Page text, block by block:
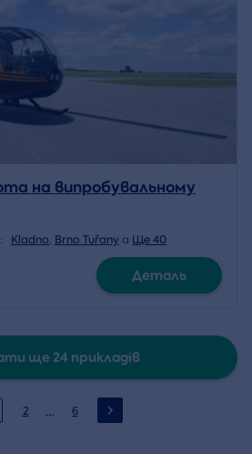
на випробувальному
Kladno, Brno Tuřany a Ще 40
Деталь
ще 24 прикладів
2 … 6